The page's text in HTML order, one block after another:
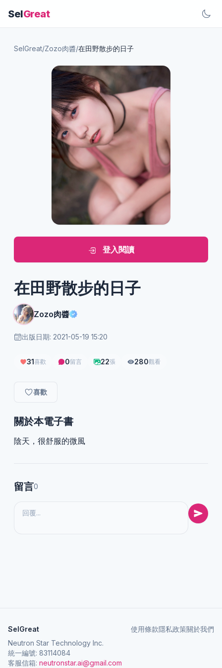
SelGreat
SelGreat/Zozo肉醬/在田野散步的日子
登入閱讀
在田野散步的日子
Zozo肉醬
出版日期: 2021-05-19 15:20
31喜歡 0留言 22張 280觀看
喜歡
關於本電子書
陰天，很舒服的微風
留言0
SelGreat
Neutron Star Technology Inc.
統一編號: 83114084
客服信箱: neutronstar.ai@gmail.com
使用條款隱私政策關於我們